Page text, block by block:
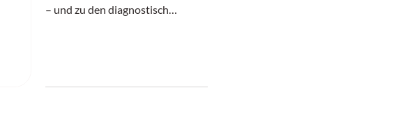
– und zu den diagnostisch